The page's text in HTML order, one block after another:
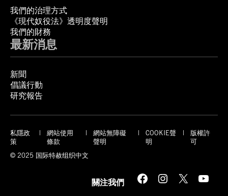
我們的治理方式
《現代奴役法》透明度聲明
我們的財務
最新消息
新聞
倡議行動
研究報告
私隱政
策
網站使用
條款
網站無障礙
聲明
COOKIE聲
明
版權許
可
© 2025 国际特赦组织中文
關注我們 Facebook Instagram X YouTube